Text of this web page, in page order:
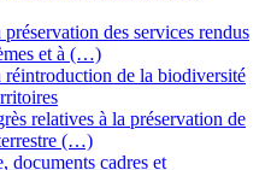
des services rendus
et à (…)
réintroduction de la biodiversité
relatives à la préservation de
(…)
documents cadres et